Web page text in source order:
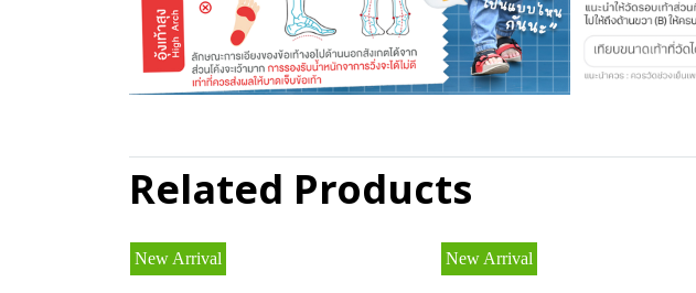
Related Products
New Arrival New Arrival